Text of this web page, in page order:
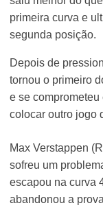
primeira curva e
segunda posição.
Depois de
tornou o primeiro
e se
colocar outro jogo
Max Verstappen
sofreu um
escapou na curva
abandonou a